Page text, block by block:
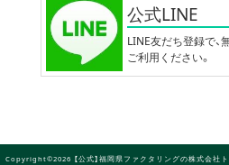
公式LINE
LINE友だち登録で、
ご利用ください。
Copyright©2026 【公式】福岡県ファクタリングの株式会社